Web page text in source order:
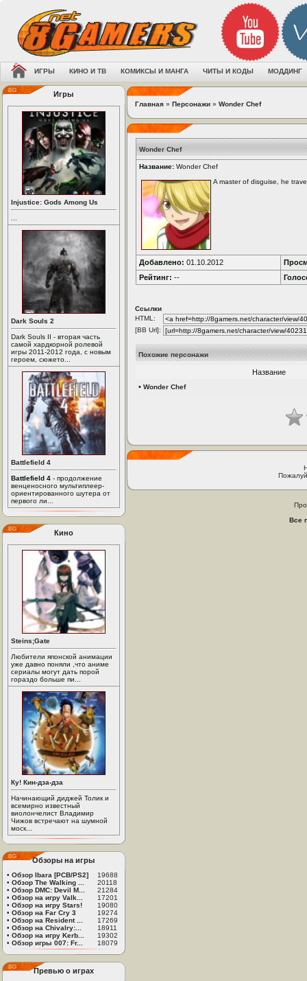
ИГРЫ КИНО И ТВ КОМИКСЫ И МАНГА ЧИТЫ И КОДЫ МОДДИНГ
Игры
Injustice: Gods Among Us
Dark Souls 2
Dark Souls II - вторая часть
самой хардкорной ролевой
игры 2011-2012 года, с новым
героем, сюжето...
Battlefield 4
Battlefield 4 - продолжение
венценосного мультиплеер-
ориентированного шутера от
первого ли...
Кино
Steins;Gate
Любители японской анимации
уже давно поняли ,что аниме
сериалы могут дать порой
гораздо больше пи...
Ку! Кин-дза-дза
Начинающий диджей Толик и
всемирно известный
виолончелист Владимир
Чижов встречают на шумной
моск...
Обзоры на игры
• Обзор Ibara [PCB/PS2]
19688
• Обзор The Walking ...
20118
• Обзор DMC: Devil M...
21284
• Обзор на игру Valk...
17201
• Обзор на игру Stars!
19080
• Обзор на Far Cry 3
19274
• Обзор на Resident ...
17269
• Обзор на Chivalry:...
18911
• Обзор на игру Kerb...
19302
• Обзор игры 007: Fr... 18079
Превью о играх
Главная » Персонажи » Wonder Chef
Wonder Chef
Название: Wonder Chef
A master of disguise, he
Добавлено: 01.10.2012
Рейтинг: --
Ссылки
HTML:
[BB Url]:
Похожие персонажи
Название
• Wonder Chef
Все